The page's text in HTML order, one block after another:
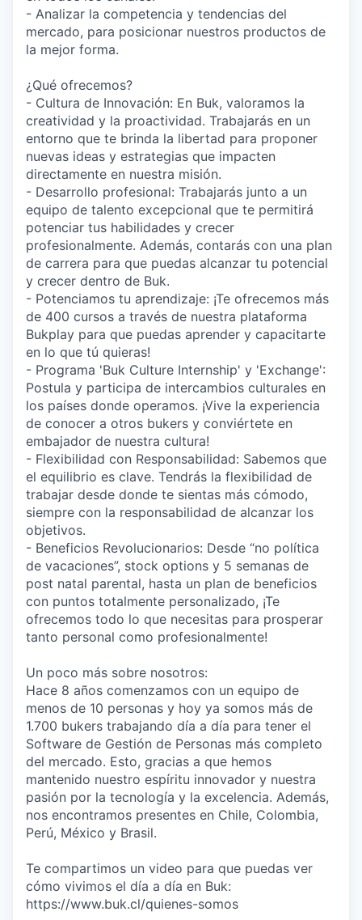
- Analizar la competencia y tendencias del
mercado, para posicionar nuestros productos de
la mejor forma.
¿Qué ofrecemos?
- Cultura de Innovación: En Buk, valoramos la
creatividad y la proactividad. Trabajarás en un
entorno que te brinda la libertad para proponer
nuevas ideas y estrategias que impacten
directamente en nuestra misión.
- Desarrollo profesional: Trabajarás junto a un
equipo de talento excepcional que te permitirá
potenciar tus habilidades y crecer
profesionalmente. Además, contarás con una plan
de carrera para que puedas alcanzar tu potencial
y crecer dentro de Buk.
- Potenciamos tu aprendizaje: ¡Te ofrecemos más
de 400 cursos a través de nuestra plataforma
Bukplay para que puedas aprender y capacitarte
en lo que tú quieras!
- Programa 'Buk Culture Internship' y 'Exchange':
Postula y participa de intercambios culturales en
los países donde operamos. ¡Vive la experiencia
de conocer a otros bukers y conviértete en
embajador de nuestra cultura!
- Flexibilidad con Responsabilidad: Sabemos que
el equilibrio es clave. Tendrás la flexibilidad de
trabajar desde donde te sientas más cómodo,
siempre con la responsabilidad de alcanzar los
objetivos.
- Beneficios Revolucionarios: Desde “no política
de vacaciones”, stock options y 5 semanas de
post natal parental, hasta un plan de beneficios
con puntos totalmente personalizado, ¡Te
ofrecemos todo lo que necesitas para prosperar
tanto personal como profesionalmente!
Un poco más sobre nosotros:
Hace 8 años comenzamos con un equipo de
menos de 10 personas y hoy ya somos más de
1.700 bukers trabajando día a día para tener el
Software de Gestión de Personas más completo
del mercado. Esto, gracias a que hemos
mantenido nuestro espíritu innovador y nuestra
pasión por la tecnología y la excelencia. Además,
nos encontramos presentes en Chile, Colombia,
Perú, México y Brasil.
Te compartimos un video para que puedas ver
cómo vivimos el día a día en Buk:
https://www.buk.cl/quienes-somos